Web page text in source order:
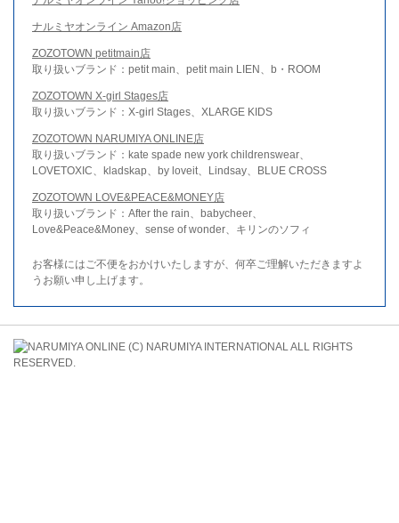
ナルミヤオンライン Amazon店
ZOZOTOWN petitmain店
取り扱いブランド：petit main、petit main LIEN、b・ROOM
ZOZOTOWN X-girl Stages店
取り扱いブランド：X-girl Stages、XLARGE KIDS
ZOZOTOWN NARUMIYA ONLINE店
取り扱いブランド：kate spade new york childrenswear、
LOVETOXIC、kladskap、by loveit、Lindsay、BLUE CROSS
ZOZOTOWN LOVE&PEACE&MONEY店
取り扱いブランド：After the rain、babycheer、
Love&Peace&Money、sense of wonder、キリンのソフィ
お客様にはご不便をおかけいたしますが、何卒ご理解いただきますよ
うお願い申し上げます。